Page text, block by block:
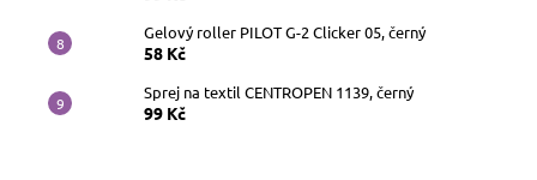
Gelový roller PILOT G-2 Clicker 05, černý
58 Kč
Sprej na textil CENTROPEN 1139, černý
99 Kč